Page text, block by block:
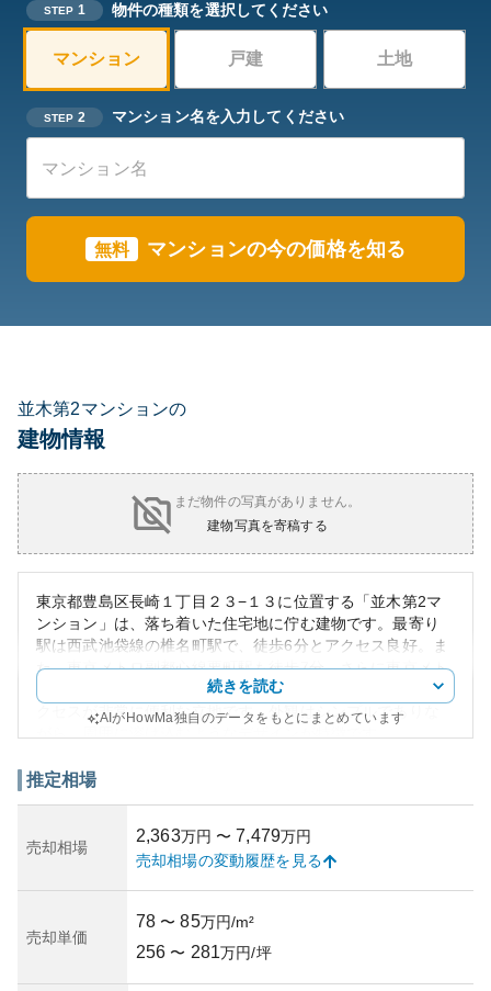
STEP 1 物件の種類を選択してください
マンション 戸建 土地
STEP 2 マンション名を入力してください
無料 マンションの今の価格を知る
並木第2マンションの
建物情報
まだ物件の写真がありません。
建物写真を寄稿する
東京都豊島区長崎１丁目２３−１３に位置する「並木第2マ
ンション」は、落ち着いた住宅地に佇む建物です。最寄り
駅は西武池袋線の椎名町駅で、徒歩6分とアクセス良好。ま
た、東京メトロ副都心線要町駅も徒歩7分、さらに東京メト
ロ有楽町線千川駅へも徒歩14分となっており、都心へのア
クセスが非常に便利な立地です。外観はシンプルでありな
です。また、公園などの緑地も点在しているため、子育て
せんが、評価の指標となる維持管理の質が見えてきます。
資産価値に関しては、豊島区の中でもアクセスの良さや生
活環境の充実度が下支えになっており、比較的安定してい
所有リスクに関しては、築年数により多少異なるものの、
良好な立地条件がカバーし、将来的な資産下落リスクは他
続きを読む
AIがHowMa独自のデータをもとにまとめています
推定相場
売却相場
2,363万円 〜 7,479万円
売却相場の変動履歴を見る
売却単価
78 〜 85万円/m²
256 〜 281万円/坪